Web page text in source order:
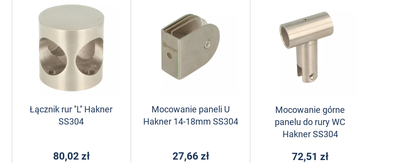
Łącznik rur ''L'' Hakner
SS304
80,02 zł
Mocowanie paneli U
Hakner 14-18mm SS304
27,66 zł
Mocowanie górne
panelu do rury WC
Hakner SS304
72,51 zł